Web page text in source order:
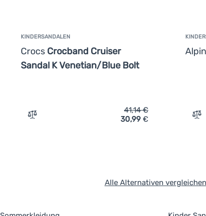
KINDERSANDALEN
Crocs Crocband Cruiser
Sandal K Venetian/Blue Bolt
Vergleichen
41,14€
30,99 €
Alle Alternativen vergleichen